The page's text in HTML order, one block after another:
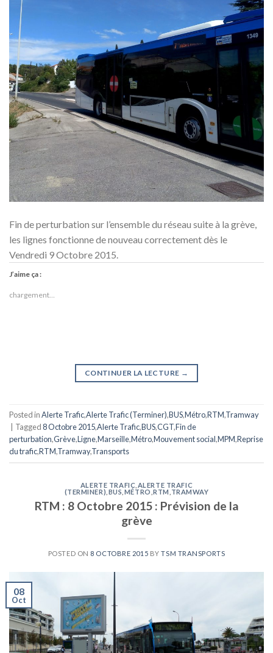
Fin de perturbation sur l’ensemble du réseau suite à la grève,
les lignes fonctionne de nouveau correctement dès le
Vendredi 9 Octobre 2015.
J’aime ça :
chargement…
CONTINUER LA LECTURE →
Posted inAlerte Trafic,Alerte Trafic (Terminer),BUS,Métro,RTM,Tramway
Tagged8 Octobre 2015,Alerte Trafic,BUS,CGT,Fin de
perturbation,Grève,Ligne,Marseille,Métro,Mouvement social,MPM,Reprise
du trafic,RTM,Tramway,Transports
ALERTE TRAFIC ALERTE TRAFIC
(TERMINER) BUS MÉTRO ,RTM TRAMWAY
RTM : 8 Octobre 2015 : Prévision de la
grève
POSTED ON 8 OCTOBRE 2015 BYTSM TRANSPORTS
08
Oct